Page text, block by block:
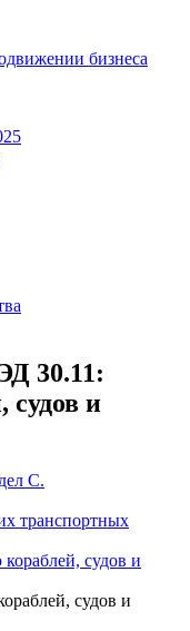
бизнеса
30.11:
судов и
C.
транспортных
кораблей, судов и
судов и